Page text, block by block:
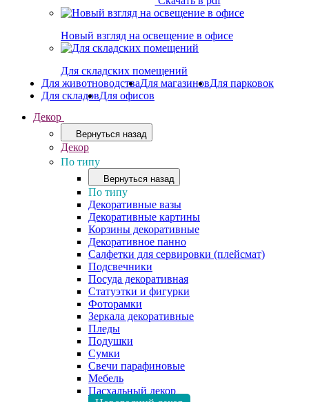
Новый взгляд на освещение в офисе
Для складских помещений
Для животноводстваДля магазиновДля парковок
Для складовДля офисов
Декор
Вернуться назад
Декор
По типу
Вернуться назад
По типу
Декоративные вазы
Декоративные картины
Корзины декоративные
Декоративное панно
Салфетки для сервировки (плейсмат)
Подсвечники
Посуда декоративная
Статуэтки и фигурки
Фоторамки
Зеркала декоративные
Пледы
Подушки
Сумки
Свечи парафиновые
Мебель
Пасхальный декор